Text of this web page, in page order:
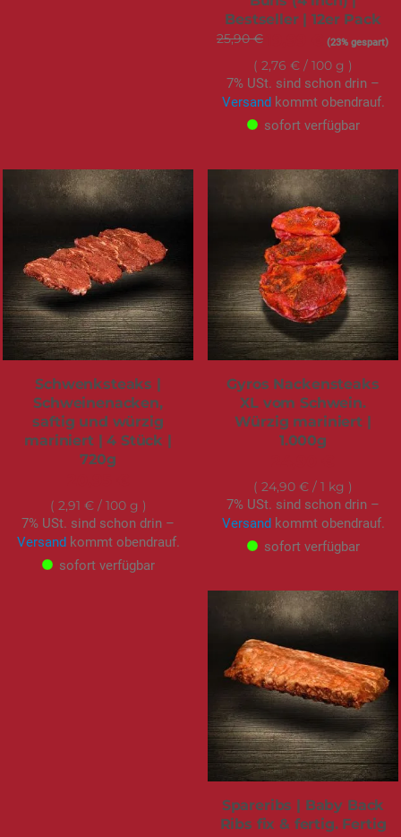
Bestseller | 12er Pack
25,90 € Sonderangebot(23% gespart)
2,76 € / 100 g
7% USt. sind schon drin –
Versandkommt obendrauf.
sofort verfügbar
Schwenksteaks |
Schweinenacken,
saftig und würzig
mariniert | 4 Stück |
720g
2,91 €/ 100 g
7% USt. sind schon drin –
Versandkommt obendrauf.
sofort verfügbar
Gyros Nackensteaks
XL vom Schwein.
Würzig mariniert |
1.000g
24,90 € / 1 kg
7% USt. sind schon drin –
Versandkommt obendrauf.
sofort verfügbar
Spareribs | Baby Back
Ribs fix & fertig. Fertig